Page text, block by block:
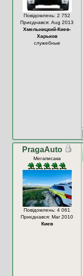
Повідомлень: 2 752
Приєднався: Aug 2013
Хмельницкий-Киев-
Харьков
служебные
PragaAuto
Мегаписака
Повідомлень: 4 061
Приєднався: Mar 2010
Киев